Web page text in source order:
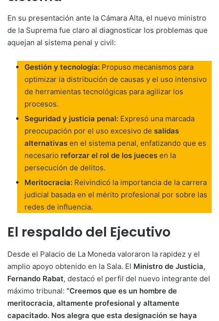
En su presentación ante la Cámara Alta, el nuevo ministro
de la Suprema fue claro al diagnosticar los problemas que
aquejan al sistema penal y civil:
Gestión y tecnología: Propuso mecanismos para
optimizar la distribución de causas y el uso intensivo
de herramientas tecnológicas para agilizar los
procesos.
Seguridad y justicia penal: Expresó una marcada
preocupación por el uso excesivo de salidas
alternativas en el sistema penal, enfatizando que es
necesario reforzar el rol de los jueces en la
persecución de delitos.
Meritocracia: Reivindicó la importancia de la carrera
judicial basada en el mérito profesional por sobre las
redes de influencia.
El respaldo del Ejecutivo
Desde el Palacio de La Moneda valoraron la rapidez y el
amplio apoyo obtenido en la Sala. El Ministro de Justicia,
Fernando Rabat, destacó el perfil del nuevo integrante del
máximo tribunal: “Creemos que es un hombre de
meritocracia, altamente profesional y altamente
capacitado. Nos alegra que esta designación se haya